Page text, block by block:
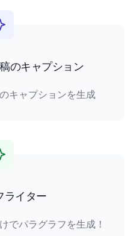
のキャプション
キャプションを生成
ライター
でパラグラフを生成！